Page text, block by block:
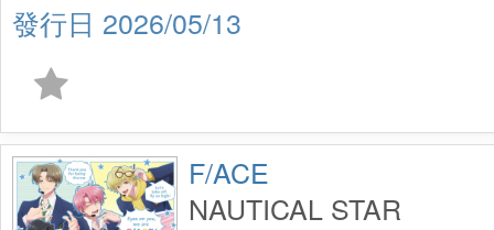
2026/05/13
F/ACE
NAUTICAL STAR